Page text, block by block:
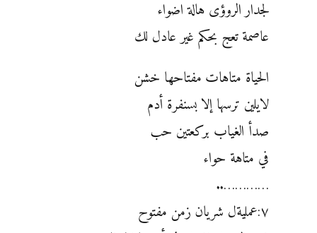
لجدار الروؤى هالة اضواء
عاصمة تعج بحكم غير عادل لك
الحياة متاهات مفتاحها خشن
لايلين ترسها إلا بسنفرة أدم
صدأ الغياب بركعتين حب
في متاهة حواء
…………..
٧:عمليةل شريان زمن مفتوح